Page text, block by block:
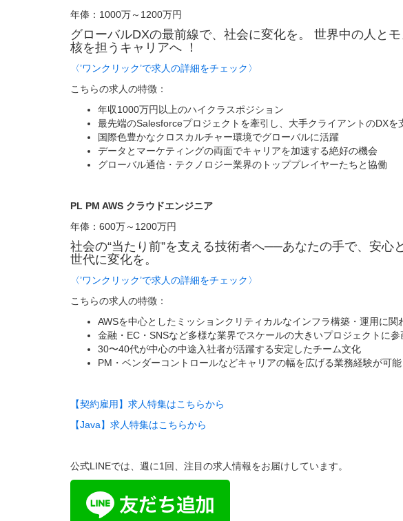
年俸：1000万～1200万円
グローバルDXの最前線で、社会に変化を。 世界中の人と
核を担うキャリアへ ！
〈’ワンクリック’で求人の詳細をチェック〉
こちらの求人の特徴：
年収1000万円以上のハイクラスポジション
最先端のSalesforceプロジェクトを牽引し、大手クライアントのDXを
国際色豊かなクロスカルチャー環境でグローバルに活躍
データとマーケティングの両面でキャリアを加速する絶好の機会
グローバル通信・テクノロジー業界のトッププレイヤーたちと協働
PL PM AWS クラウドエンジニア
年俸：600万～1200万円
社会の“当たり前”を支える技術者へ──あなたの手で、安心
世代に変化を。
〈’ワンクリック’で求人の詳細をチェック〉
こちらの求人の特徴：
AWSを中心としたミッションクリティカルなインフラ構築・運用に関
金融・EC・SNSなど多様な業界でスケールの大きいプロジェクトに参
30〜40代が中心の中途入社者が活躍する安定したチーム文化
PM・ベンダーコントロールなどキャリアの幅を広げる業務経験が可能
【契約雇用】求人特集はこちらから
【Java】求人特集はこちらから
公式LINEでは、週に1回、注目の求人情報をお届けしています。